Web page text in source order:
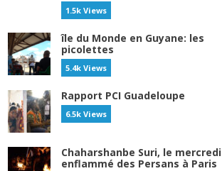
1.5k Views
île du Monde en Guyane: les
picolettes
5.4k Views
Rapport PCI Guadeloupe
6.5k Views
Chaharshanbe Suri, le mercredi
enflammé des Persans à Paris